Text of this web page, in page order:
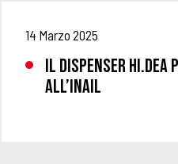
14 Marzo 2025
IL DISPENSER HI.DEA
ALL’INAIL